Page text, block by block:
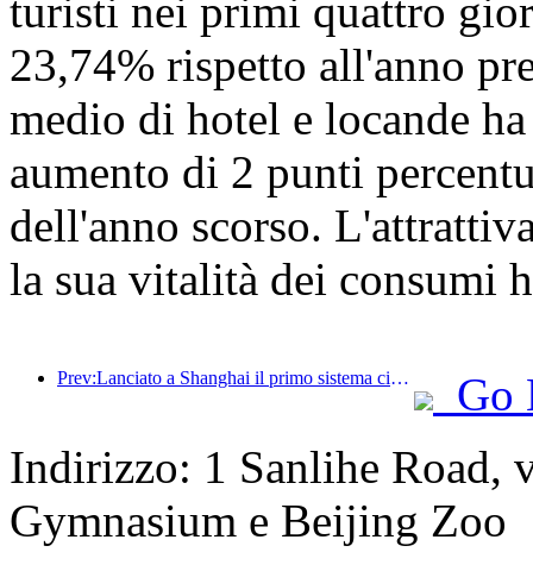
turisti nei primi quattro
23,74% rispetto all'anno
medio di hotel e locande
aumento di 2 punti
dell'anno scorso.
la sua vitalità dei consumi
Prev:Lanciato a Shanghai il primo sistema cinese di consumo culturale e turistico self-service per turisti stranieri
Go
Indirizzo: 1 Sanlihe Road,
Gymnasium e Beijing Zoo